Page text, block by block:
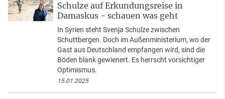
Schulze auf Erkundungsreise in
Damaskus - schauen was geht
In Syrien steht Svenja Schulze zwischen
Schuttbergen. Doch im Außenministerium, wo der
Gast aus Deutschland empfangen wird, sind die
Böden blank gewienert. Es herrscht vorsichtiger
Optimismus.
15.01.2025